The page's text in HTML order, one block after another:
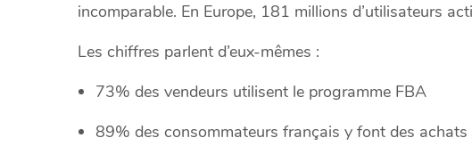
incomparable. En Europe, 181 millions d’utilisateurs
Les chiffres parlent d’eux-mêmes :
73% des vendeurs utilisent le programme FBA
89% des consommateurs français y font des achats